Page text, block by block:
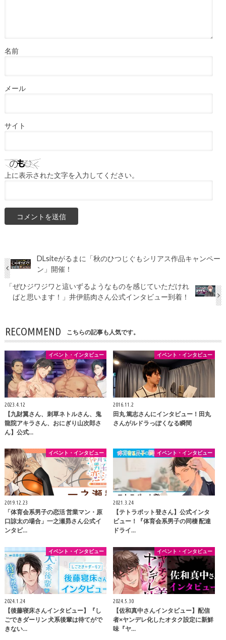
名前
メール
サイト
上に表示された文字を入力してください。
DLsiteがるまに「秋のひつじぐもシリアス作品キャンペー
ン」開催！
「ぜひジワジワと這いずるようなものを感じていただけれ
ばと思います！」井伊筋肉さん公式インタビュー到着！
RECOMMEND こちらの記事も人気です。
イベント・インタビュー
2023.4.12
【九財翼さん、刺草ネトルさん、鬼
龍院アキラさん、おにぎり山次郎さ
ん】公式…
イベント・インタビュー
2016.11.2
田丸 篤志さんにインタビュー！田丸
さんがルドラっぽくなる瞬間
イベント・インタビュー
2019.12.23
「体育会系男子の恋活 営業マン・原
口諒太の場合」一之瀬昴さん公式イ
ンタビ…
イベント・インタビュー
2021.3.24
【テトラポット登さん】公式インタ
ビュー！『体育会系男子の同棲 配達
ドライ…
イベント・インタビュー
2024.1.24
【後藤寝床さんインタビュー】『し
ごできダーリン 犬系後輩は待てがで
きない…
イベント・インタビュー
2024.5.30
【佐和真中さんインタビュー】配信
者×ヤンデレ化したオタク設定に新鮮
味『ヤ…